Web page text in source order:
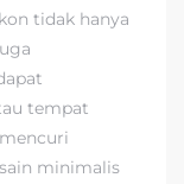
tidak hanya
tempat
minimalis